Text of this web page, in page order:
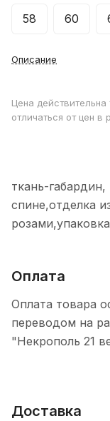
58 60
Описание
Цена
отличаться от цен в
ткань-
спине,отделка
Оплата
Оплата товара
переводом на
"Некрополь 21
Доставка